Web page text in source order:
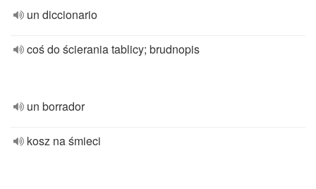
un diccionario
coś do ścierania tablicy; brudnopis
un borrador
kosz na śmieci